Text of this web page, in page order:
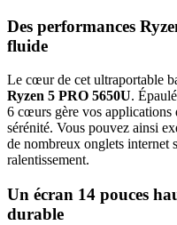
Des performances
fluide
Le cœur de cet ultraportable
Ryzen 5 PRO 5650U.
6 cœurs gère vos applications
sérénité. Vous pouvez ainsi
de nombreux onglets internet
ralentissement.
Un écran 14 pouces
durable